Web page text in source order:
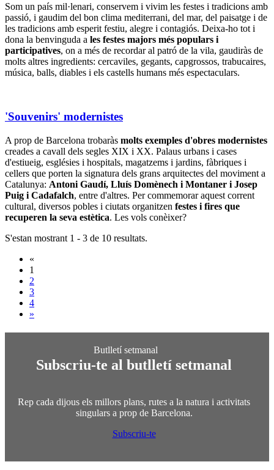
Som un país mil·lenari, conservem i vivim les festes i tradicions amb
passió, i gaudim del bon clima mediterrani, del mar, del paisatge i de
les tradicions amb esperit festiu, alegre i contagiós. Deixa-ho tot i
dona la benvinguda a les festes majors més populars i
participatives, on a més de recordar al patró de la vila, gaudiràs de
molts altres ingredients: cercaviles, gegants, capgrossos, trabucaires,
música, balls, diables i els castells humans més espectaculars.
'Souvenirs' modernistes
A prop de Barcelona trobaràs molts exemples d'obres modernistes
creades a cavall dels segles XIX i XX. Palaus urbans i cases
d'estiueig, esglésies i hospitals, magatzems i jardins, fàbriques i
cellers que porten la signatura dels grans arquitectes del moviment a
Catalunya: Antoni Gaudí, Lluís Domènech i Montaner i Josep
Puig i Cadafalch, entre d'altres. Per commemorar aquest corrent
cultural, diversos pobles i ciutats organitzen festes i fires que
recuperen la seva estètica. Les vols conèixer?
S'estan mostrant 1 - 3 de 10 resultats.
«
1
2
3
4
»
Subscriu-te al butlletí setmanal
Rep cada dijous els millors plans, rutes a la natura i activitats
singulars a prop de Barcelona.
Subscriu-te